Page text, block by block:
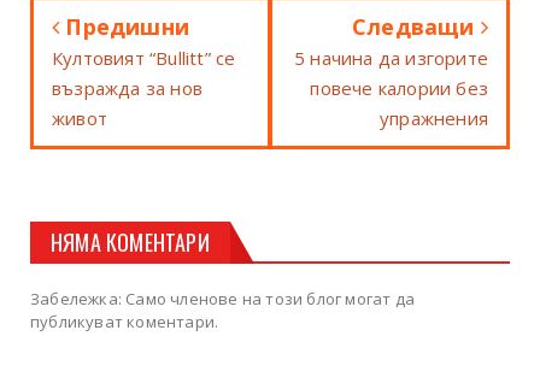
Предишни
Култовият “Bullitt” се
възражда за нов
живот
Следващи
5 начина да изгорите
повече калории без
упражнения
НЯМА КОМЕНТАРИ
Забележка: Само членове на този блог могат да
публикуват коментари.